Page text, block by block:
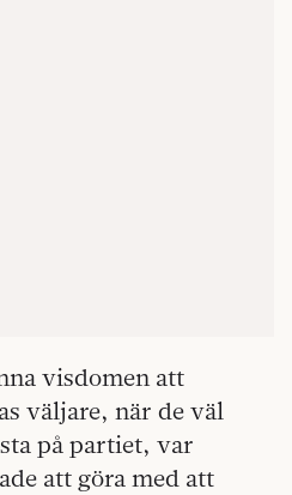
visdomen att
väljare, när de väl
på partiet, var
att göra med att